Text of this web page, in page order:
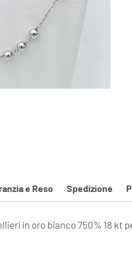
e Reso Spedizione
in oro bianco 750% 18